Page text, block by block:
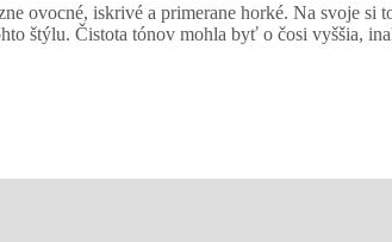
ovocné, iskrivé a primerane horké. Na svoje
štýlu. Čistota tónov mohla byť o čosi vyššia,